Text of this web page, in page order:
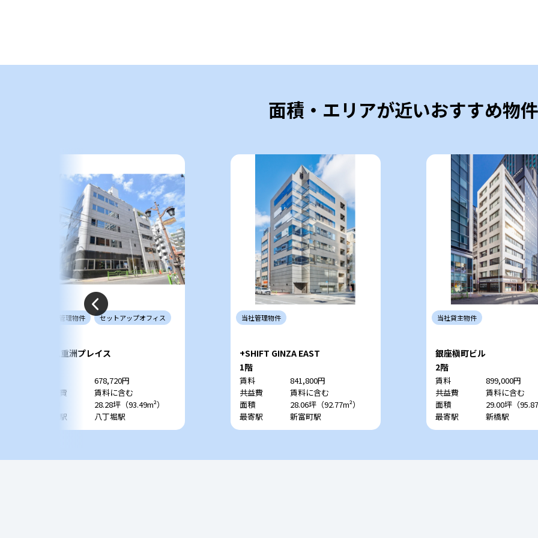
面積・エリアが近いおすすめ物件
管理物件 セットアップオフィス
東八重洲プレイス
678,720円
共益費
賃料に含む
28.28坪（93.49m²）
最寄駅
八丁堀駅
当社管理物件
+SHIFT GINZA EAST
1階
賃料
841,800円
共益費
賃料に含む
面積
28.06坪（92.77m²）
最寄駅
新富町駅
当社貸主物件
銀座槇町ビル
2階
賃料
899,000円
共益費
賃料に含む
面積
29.00坪（
最寄駅
新橋駅